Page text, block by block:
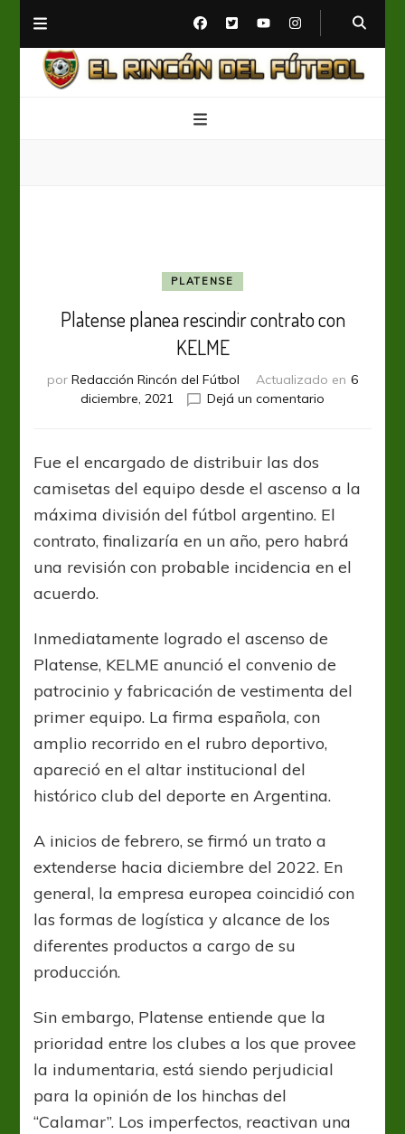
PLATENSE
Platense planea rescindir contrato con
KELME
por Redacción Rincón del Fútbol Actualizado en 6
diciembre, 2021
Dejá un comentario
con
KELME
Fue el encargado de distribuir las dos
camisetas del equipo desde el ascenso a la
máxima división del fútbol argentino. El
contrato, finalizaría en un año, pero habrá
una revisión con probable incidencia en el
acuerdo.
Inmediatamente logrado el ascenso de
Platense, KELME anunció el convenio de
patrocinio y fabricación de vestimenta del
primer equipo. La firma española, con
amplio recorrido en el rubro deportivo,
apareció en el altar institucional del
histórico club del deporte en Argentina.
A inicios de febrero, se firmó un trato a
extenderse hacia diciembre del 2022. En
general, la empresa europea coincidió con
las formas de logística y alcance de los
diferentes productos a cargo de su
producción.
Sin embargo, Platense entiende que la
prioridad entre los clubes a los que provee
la indumentaria, está siendo perjudicial
para la opinión de los hinchas del
“Calamar”. Los imperfectos, reactivan una